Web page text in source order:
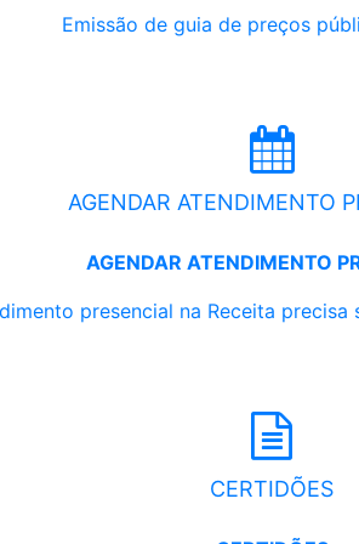
Emissão de guia de preços
AGENDAR ATENDIMENTO
AGENDAR ATENDIMENTO
presencial na Receita precisa
CERTIDÕES